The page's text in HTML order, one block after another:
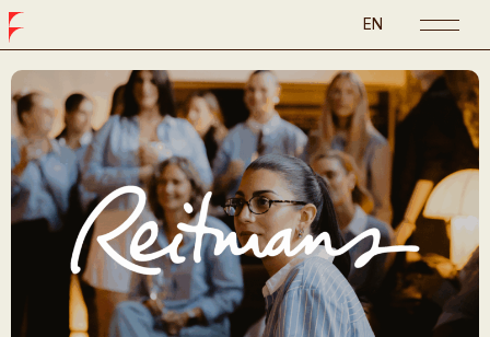
EN